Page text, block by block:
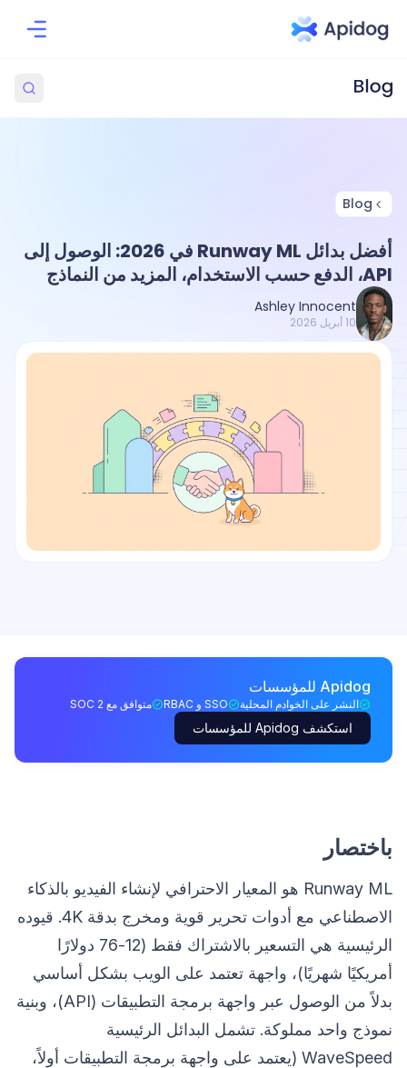
Blog
أفضل بدائل Runway ML في 2026: الوصول إلى
API، الدفع حسب الاستخدام، المزيد من النماذج
Ashley Innocent
10 أبريل 2026
Apidog للمؤسسات
النشر على الخوادم المحلية SSO و RBAC متوافق مع SOC 2
استكشف Apidog للمؤسسات
باختصار
Runway ML هو المعيار الاحترافي لإنشاء الفيديو بالذكاء
الاصطناعي مع أدوات تحرير قوية ومخرج بدقة 4K. قيوده
الرئيسية هي التسعير بالاشتراك فقط (12-76 دولارًا
أمريكيًا شهريًا)، واجهة تعتمد على الويب بشكل أساسي
بدلاً من الوصول عبر واجهة برمجة التطبيقات (API)، وبنية
نموذج واحد مملوكة. تشمل البدائل الرئيسية
WaveSpeed (يعتمد على واجهة برمجة التطبيقات أولاً،